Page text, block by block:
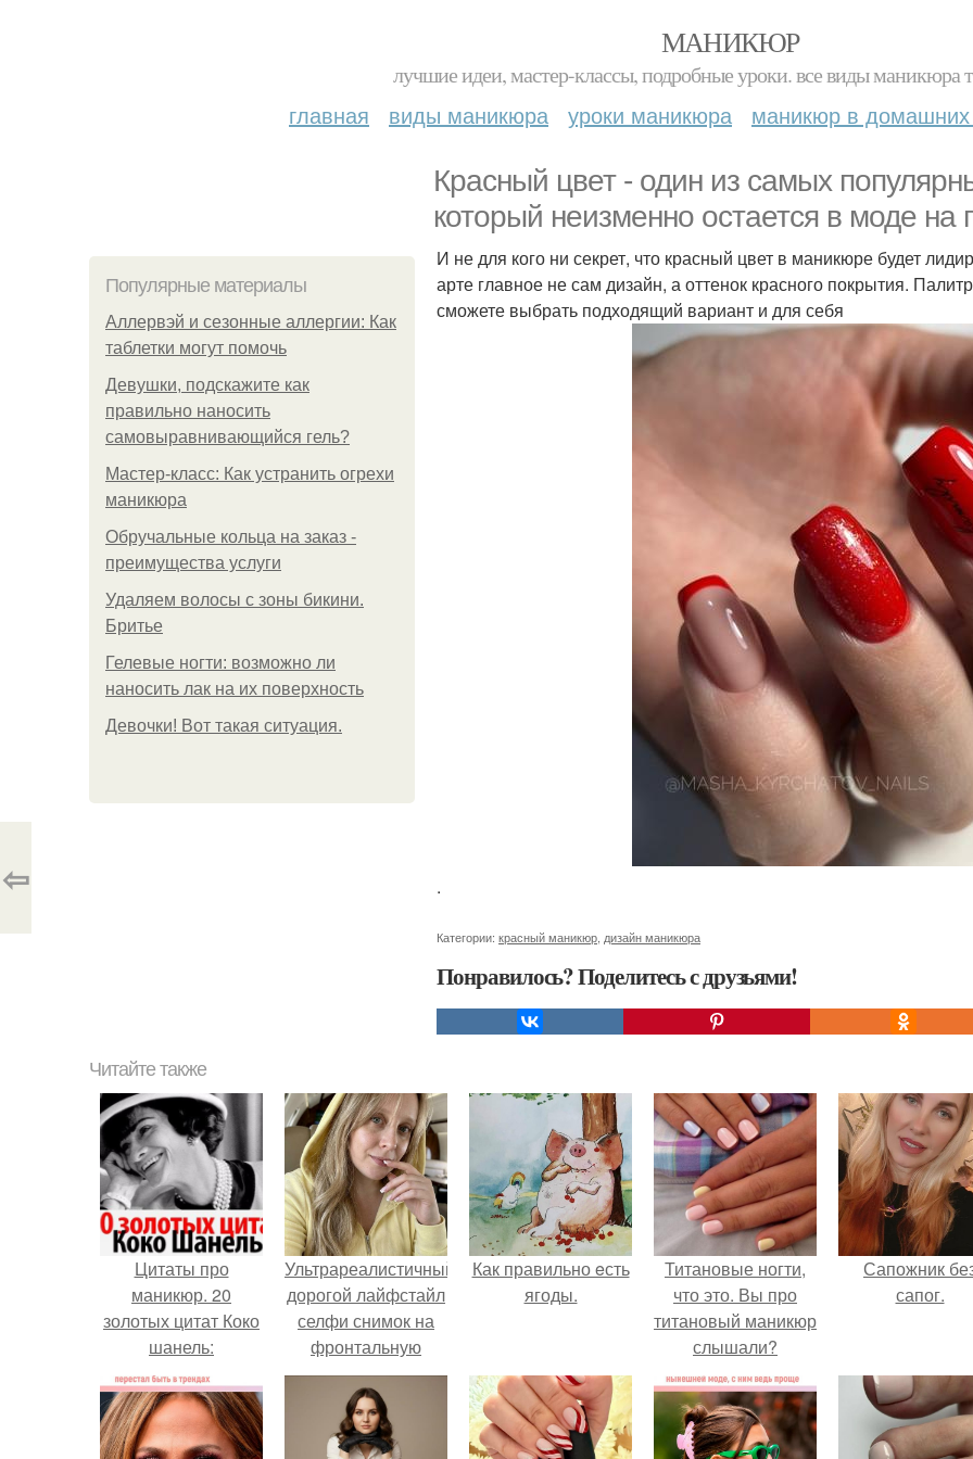
МАНИКЮР
лучшие идеи, мастер-классы, подробные уроки. все виды маникюра
главная виды маникюра уроки маникюра маникюр в домашних
Красный цвет - один из самых
который неизменно остается в моде на
Популярные материалы
Аллервэй и сезонные аллергии: Как
таблетки могут помочь
Девушки, подскажите как
правильно наносить
самовыравнивающийся гель?
Мастер-класс: Как устранить огрехи
маникюра
Обручальные кольца на заказ -
преимущества услуги
Удаляем волосы с зоны бикини.
Бритье
Гелевые ногти: возможно ли
наносить лак на их поверхность
Девочки! Вот такая ситуация.
И не для кого ни секрет, что красный цвет в маникюре будет
арте главное не сам дизайн, а оттенок красного покрытия.
сможете выбрать подходящий вариант и для себя
.
Категории: красный маникюр дизайн маникюра
Понравилось? Поделитесь с друзьями!
⇦
Читайте также
Цитаты про
маникюр. 20
золотых цитат Коко
шанель:
Ультрареалистичный
дорогой лайфстайл
селфи снимок на
фронтальную
камеру.
Как правильно eсть
ягоды.
Титановые ногти,
что это. Вы про
титановый маникюр
слышали?
Сапожник
сапог.